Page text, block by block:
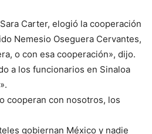
Carter, elogió la cooperación
Nemesio Oseguera Cervantes,
o con esa cooperación», dijo.
a los funcionarios en Sinaloa
cooperan con nosotros, los
gobiernan México y nadie